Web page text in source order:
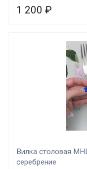
1 200 ₽
Вилка столовая
серебрение